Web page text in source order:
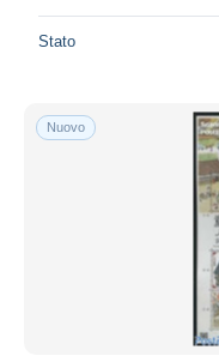
Stato
Nuovo